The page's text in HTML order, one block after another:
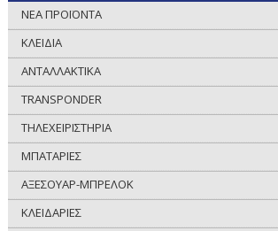
ΝΕΑ ΠΡΟΪΟΝΤΑ
ΚΛΕΙΔΙΑ
ΑΝΤΑΛΛΑΚΤΙΚΑ
TRANSPONDER
ΤΗΛΕΧΕΙΡΙΣΤΗΡΙΑ
ΜΠΑΤΑΡΙΕΣ
ΑΞΕΣΟΥΑΡ-ΜΠΡΕΛΟΚ
ΚΛΕΙΔΑΡΙΕΣ